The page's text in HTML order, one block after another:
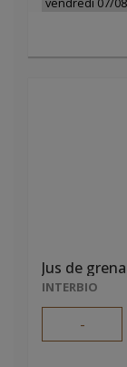
Jus de
INTERBIO
-